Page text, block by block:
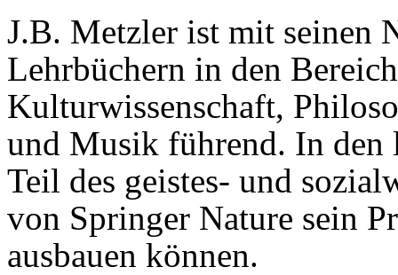
J.B. Metzler ist mit seinen
Lehrbüchern in den
Kulturwissenschaft,
und Musik führend. In den
Teil des geistes- und
von Springer Nature sein
ausbauen können.